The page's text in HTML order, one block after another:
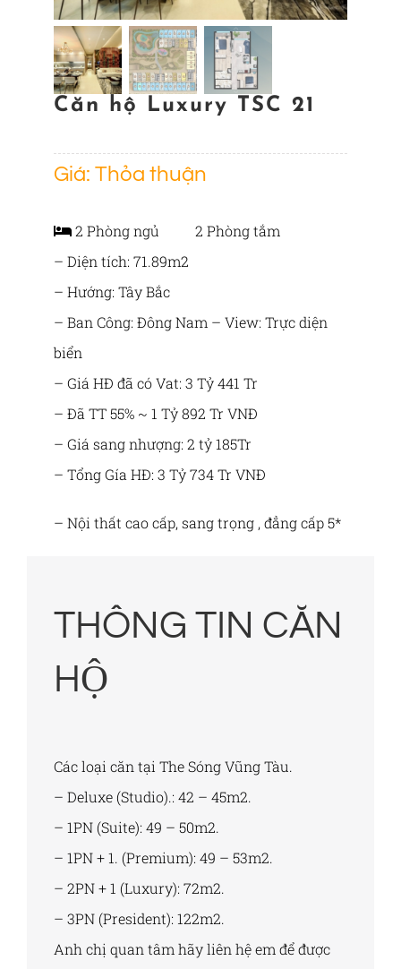
TIN TỨC
LIÊN HỆ
Căn hộ Luxury TSC 21
Giá: Thỏa thuận
2 Phòng ngủ 2 Phòng tắm
– Diện tích: 71.89m2
– Hướng: Tây Bắc
– Ban Công: Đông Nam – View: Trực diện
biển
– Giá HĐ đã có Vat: 3 Tỷ 441 Tr
– Đã TT 55% ~ 1 Tỷ 892 Tr VNĐ
– Giá sang nhượng: 2 tỷ 185Tr
– Tổng Gía HĐ: 3 Tỷ 734 Tr VNĐ
– Nội thất cao cấp, sang trọng , đẳng cấp 5*
THÔNG TIN CĂN
HỘ
Các loại căn tại The Sóng Vũng Tàu.
– Deluxe (Studio).: 42 – 45m2.
– 1PN (Suite): 49 – 50m2.
– 1PN + 1. (Premium): 49 – 53m2.
– 2PN + 1 (Luxury): 72m2.
– 3PN (President): 122m2.
Anh chị quan tâm hãy liên hệ em để được